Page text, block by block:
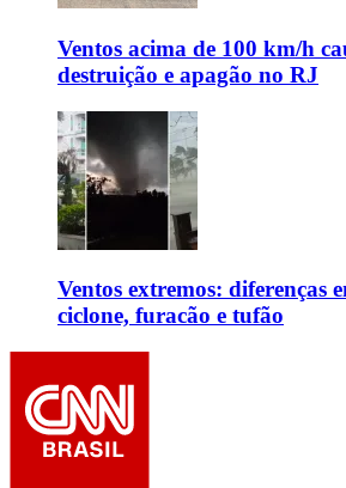
Ventos acima de 100 km/h
destruição e apagão no RJ
Ventos extremos: diferenças
ciclone, furacão e tufão